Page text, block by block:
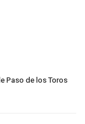
Paso de los Toros